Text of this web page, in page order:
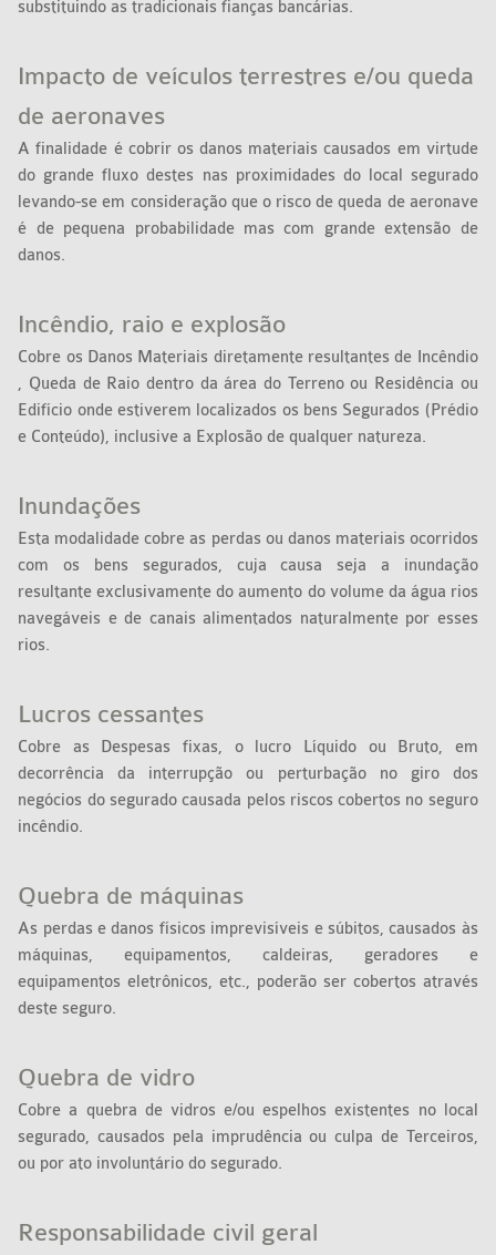
substituindo as tradicionais fianças bancárias.
Impacto de veículos terrestres e/ou queda
de aeronaves
A finalidade é cobrir os danos materiais causados em virtude
do grande fluxo destes nas proximidades do local segurado
levando-se em consideração que o risco de queda de aeronave
é de pequena probabilidade mas com grande extensão de
danos.
Incêndio, raio e explosão
Cobre os Danos Materiais diretamente resultantes de Incêndio
, Queda de Raio dentro da área do Terreno ou Residência ou
Edifício onde estiverem localizados os bens Segurados (Prédio
e Conteúdo), inclusive a Explosão de qualquer natureza.
Inundações
Esta modalidade cobre as perdas ou danos materiais ocorridos
com os bens segurados, cuja causa seja a inundação
resultante exclusivamente do aumento do volume da água rios
navegáveis e de canais alimentados naturalmente por esses
rios.
Lucros cessantes
Cobre as Despesas fixas, o lucro Líquido ou Bruto, em
decorrência da interrupção ou perturbação no giro dos
negócios do segurado causada pelos riscos cobertos no seguro
incêndio.
Quebra de máquinas
As perdas e danos físicos imprevisíveis e súbitos, causados às
máquinas, equipamentos, caldeiras, geradores e
equipamentos eletrônicos, etc., poderão ser cobertos através
deste seguro.
Quebra de vidro
Cobre a quebra de vidros e/ou espelhos existentes no local
segurado, causados pela imprudência ou culpa de Terceiros,
ou por ato involuntário do segurado.
Responsabilidade civil geral